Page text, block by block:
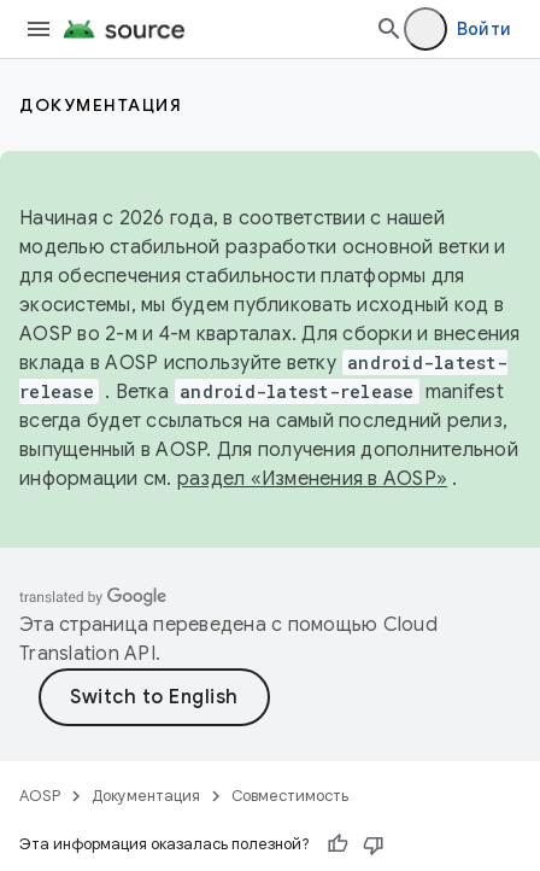
Войти
ДОКУМЕНТАЦИЯ
Начиная с 2026 года, в соответствии с нашей
моделью стабильной разработки основной ветки и
для обеспечения стабильности платформы для
экосистемы, мы будем публиковать исходный код в
AOSP во 2-м и 4-м кварталах. Для сборки и внесения
вклада в AOSP используйте ветку android-latest-
release . Ветка android-latest-release manifest
всегда будет ссылаться на самый последний релиз,
выпущенный в AOSP. Для получения дополнительной
информации см. раздел «Изменения в AOSP» .
Эта страница переведена с помощью Cloud
Translation API.
AOSP Документация Совместимость
Эта информация оказалась полезной?